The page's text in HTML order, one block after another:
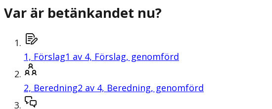
Var är betänkandet nu?
1, Förslag1 av 4, Förslag, genomförd
2, Beredning2 av 4, Beredning, genomförd